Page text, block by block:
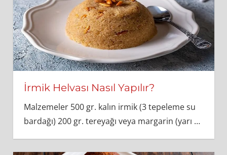
İrmik Helvası Nasıl Yapılır?
Malzemeler 500 gr. kalın irmik (3 tepeleme su
bardağı) 200 gr. tereyağı veya margarin (yarı …